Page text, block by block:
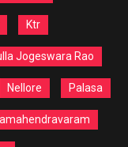
Ktr
Jogeswara Rao
Nellore Palasa